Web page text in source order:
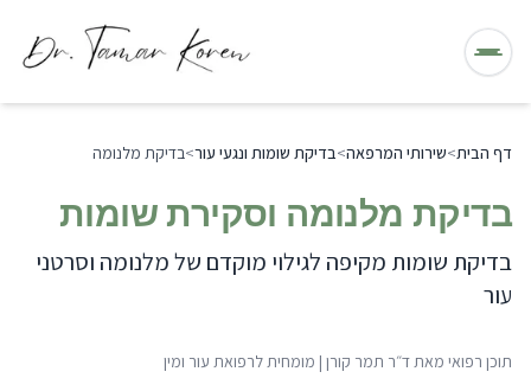
תפריט
דף הבית>שירותי המרפאה>בדיקת שומות ונגעי עור>בדיקת מלנומה
בדיקת מלנומה וסקירת שומות
בדיקת שומות מקיפה לגילוי מוקדם של מלנומה וסרטני
עור
תוכן רפואי מאתד״ר תמר קורן | מומחית לרפואת עור ומין